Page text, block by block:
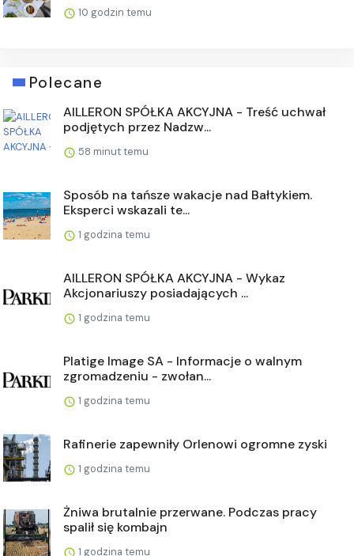
10 godzin temu
Polecane
AILLERON SPÓŁKA AKCYJNA - Treść uchwał
podjętych przez Nadzw...
58 minut temu
Sposób na tańsze wakacje nad Bałtykiem.
Eksperci wskazali te...
1 godzina temu
AILLERON SPÓŁKA AKCYJNA - Wykaz
Akcjonariuszy posiadających ...
1 godzina temu
Platige Image SA - Informacje o walnym
zgromadzeniu - zwołan...
1 godzina temu
Rafinerie zapewniły Orlenowi ogromne zyski
1 godzina temu
Żniwa brutalnie przerwane. Podczas pracy
spalił się kombajn
1 godzina temu